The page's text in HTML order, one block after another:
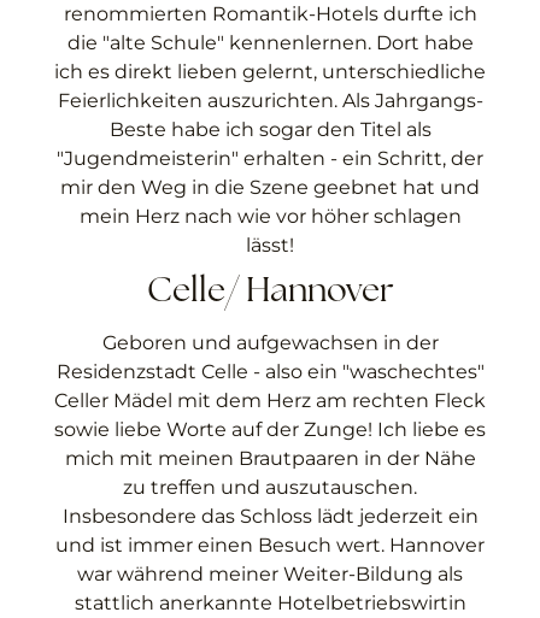
renommierten Romantik-Hotels durfte ich
die "alte Schule" kennenlernen. Dort habe
ich es direkt lieben gelernt, unterschiedliche
Feierlichkeiten auszurichten. Als Jahrgangs-
Beste habe ich sogar den Titel als
"Jugendmeisterin" erhalten - ein Schritt, der
mir den Weg in die Szene geebnet hat und
mein Herz nach wie vor höher schlagen
lässt!
Celle/ Hannover
Geboren und aufgewachsen in der
Residenzstadt Celle - also ein "waschechtes"
Celler Mädel mit dem Herz am rechten Fleck
sowie liebe Worte auf der Zunge! Ich liebe es
mich mit meinen Brautpaaren in der Nähe
zu treffen und auszutauschen.
Insbesondere das Schloss lädt jederzeit ein
und ist immer einen Besuch wert. Hannover
war während meiner Weiter-Bildung als
stattlich anerkannte Hotelbetriebswirtin